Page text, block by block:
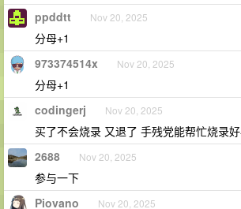
ppddtt Nov 20, 2025
分母+1
973374514x Nov 20, 2025
分母+1
codingerj Nov 20, 2025
买了不会烧录 又退了 手残党能帮忙烧录
2688 Nov 20, 2025
参与一下
Piovano Nov 20, 2025